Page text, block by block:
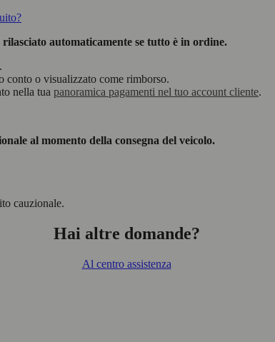
automaticamente se tutto è in ordine.
conto o visualizzato come rimborso.
nella tua panoramica pagamenti nel tuo account cliente.
al momento della consegna del veicolo.
cauzionale.
Hai altre domande?
Al centro assistenza